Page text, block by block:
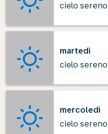
cielo sereno
martedì
cielo sereno
mercoledì
cielo sereno